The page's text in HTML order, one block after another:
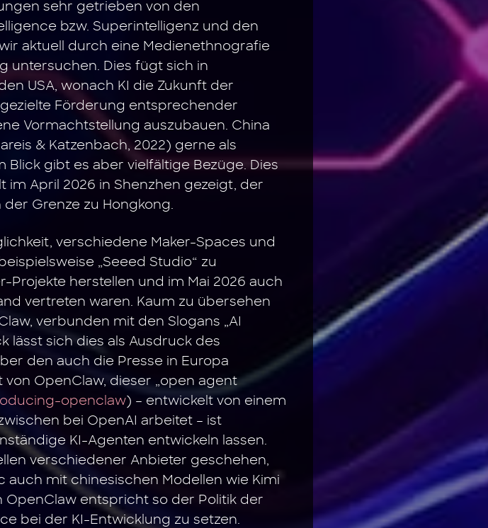
sehr getrieben von den
bzw. Superintelligenz und den
aktuell durch eine Medienethnografie
untersuchen. Dies fügt sich in
USA, wonach KI die Zukunft der
Förderung entsprechender
Vormachtstellung auszubauen. China
& Katzenbach, 2022) gerne als
gibt es aber vielfältige Bezüge. Dies
April 2026 in Shenzhen gezeigt, der
Grenze zu Hongkong.
verschiedene Maker-Spaces und
„Seeed Studio“ zu
Projekte herstellen und im Mai 2026 auch
vertreten waren. Kaum zu übersehen
verbunden mit den Slogans „AI
lässt sich dies als Ausdruck des
den auch die Presse in Europa
OpenClaw, dieser „open agent
openclaw) – entwickelt von einem
bei OpenAI arbeitet – ist
KI-Agenten entwickeln lassen.
verschiedener Anbieter geschehen,
mit chinesischen Modellen wie Kimi
OpenClaw entspricht so der Politik der
bei der KI-Entwicklung zu setzen.